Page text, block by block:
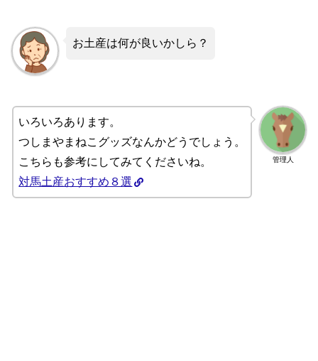
お土産は何が良いかしら？
管理人
いろいろあります。
つしまやまねこグッズなんかどうでしょう。
こちらも参考にしてみてくださいね。
対馬土産おすすめ８選